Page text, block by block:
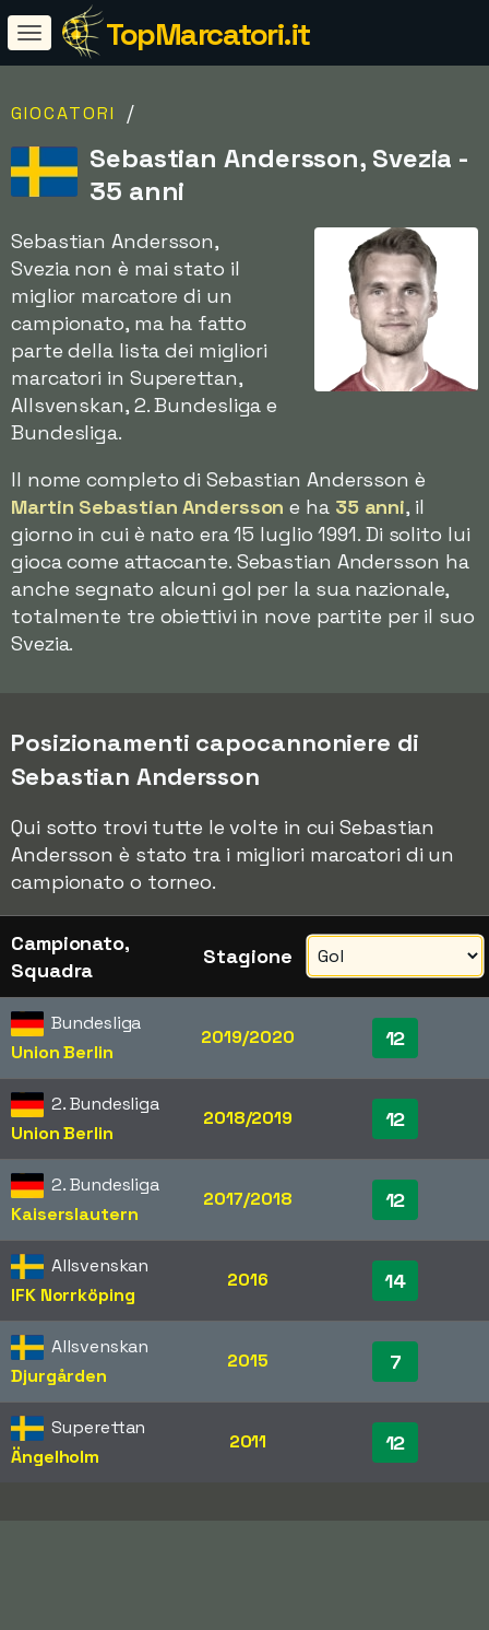
TopMarcatori.it
GIOCATORI /
Sebastian Andersson, Svezia -
35 anni
Sebastian Andersson,
Svezia non è mai stato il
miglior marcatore di un
campionato, ma ha fatto
parte della lista dei migliori
marcatori in Superettan,
Allsvenskan, 2. Bundesliga e
Bundesliga.
Il nome completo di Sebastian Andersson è
Martin Sebastian Andersson e ha 35 anni, il
giorno in cui è nato era 15 luglio 1991. Di solito lui
gioca come attaccante. Sebastian Andersson ha
anche segnato alcuni gol per la sua nazionale,
totalmente tre obiettivi in nove partite per il suo
Svezia.
Posizionamenti capocannoniere di
Sebastian Andersson
Qui sotto trovi tutte le volte in cui Sebastian
Andersson è stato tra i migliori marcatori di un
campionato o torneo.
Campionato,
Squadra
Stagione
Bundesliga
Union Berlin
2019/2020 12
2. Bundesliga
Union Berlin
2018/2019 12
2. Bundesliga
Kaiserslautern
2017/2018 12
Allsvenskan
IFK Norrköping
2016 14
Allsvenskan
Djurgården
2015 7
Superettan
Ängelholm
2011 12